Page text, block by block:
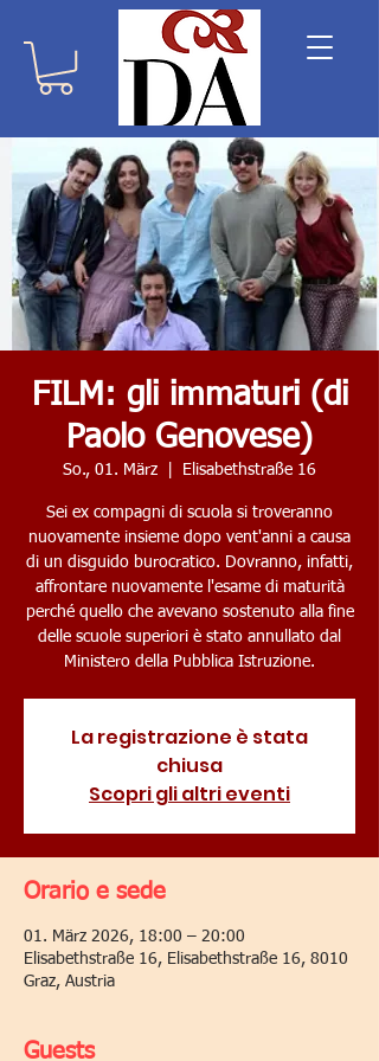
FILM: gli immaturi (di
Paolo Genovese)
So., 01. März Elisabethstraße 16
Sei ex compagni di scuola si troveranno
nuovamente insieme dopo vent'anni a causa
di un disguido burocratico. Dovranno, infatti,
affrontare nuovamente l'esame di maturità
perché quello che avevano sostenuto alla fine
delle scuole superiori è stato annullato dal
Ministero della Pubblica Istruzione.
La registrazione è stata
chiusa
Scopri gli altri eventi
Orario e sede
01. März 2026, 18:00 – 20:00
Elisabethstraße 16, Elisabethstraße 16, 8010
Graz, Austria
Guests